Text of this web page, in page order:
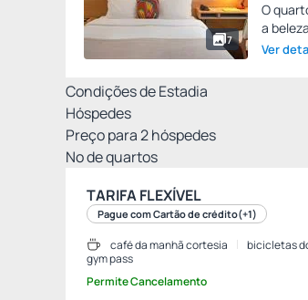
7
O
a
Ver
Condições de Estadia
Hóspedes
Preço para2hóspedes
Nº de quartos
TARIFA FLEXÍVEL
Pague com Cartão de crédito(+1)
café da manhã cortesia
bicicletas
gym pass
Permite Cancelamento